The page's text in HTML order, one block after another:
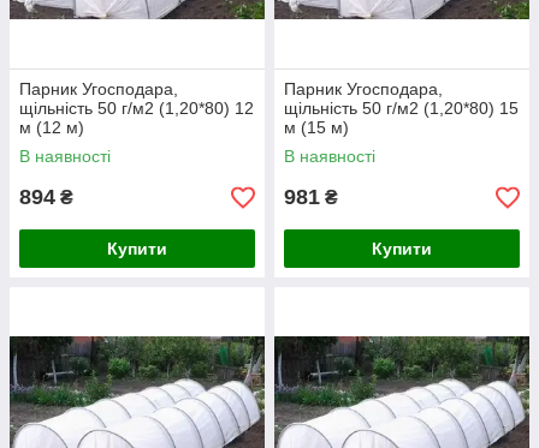
Парник Угосподара,
щільність 50 г/м2 (1,20*80) 12
м (12 м)
В наявності
894 ₴
Купити
Парник Угосподара,
щільність 50 г/м2 (1,20*80) 15
м (15 м)
В наявності
981 ₴
Купити